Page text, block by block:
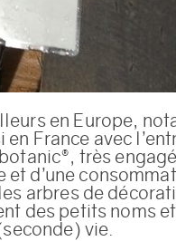
en Europe,
France avec
très
d’une
arbres de
des petits noms
vie.